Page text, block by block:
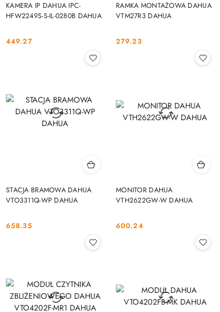
KAMERA IP DAHUA IPC-
HFW2249S-S-IL-0280B DAHUA
Cena:
449.27
RAMKA MONTAŻOWA DAHUA
VTM27R3 DAHUA
Cena:
279.23
STACJA BRAMOWA DAHUA
VTO3311Q-WP DAHUA
Cena:
658.35
MONITOR DAHUA
VTH2622GW-W DAHUA
Cena:
600.24